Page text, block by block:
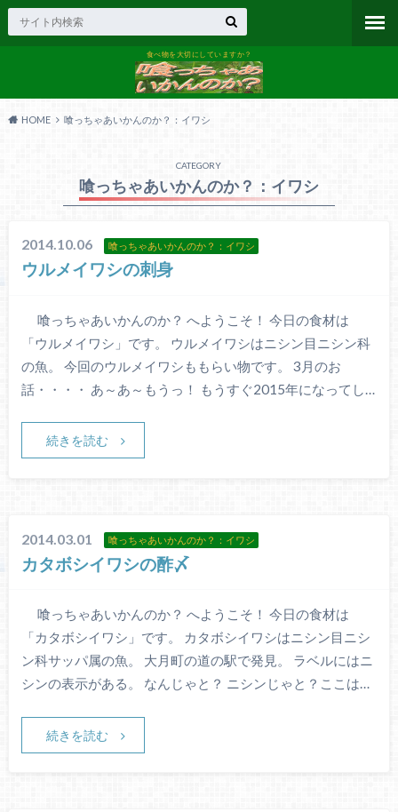
食べ物を大切にしていますか？
HOME 喰っちゃあいかんのか？：イワシ
CATEGORY
喰っちゃあいかんのか？：イワシ
2014.10.06 喰っちゃあいかんのか？：イワシ
ウルメイワシの刺身
喰っちゃあいかんのか？ へようこそ！ 今日の食材は
「ウルメイワシ」です。 ウルメイワシはニシン目ニシン科
の魚。 今回のウルメイワシももらい物です。 3月のお
話・・・・ あ～あ～もうっ！ もうすぐ2015年になってし…
続きを読む
2014.03.01 喰っちゃあいかんのか？：イワシ
カタボシイワシの酢〆
喰っちゃあいかんのか？ へようこそ！ 今日の食材は
「カタボシイワシ」です。 カタボシイワシはニシン目ニシ
ン科サッパ属の魚。 大月町の道の駅で発見。 ラベルにはニ
シンの表示がある。 なんじゃと？ ニシンじゃと？ここは…
続きを読む